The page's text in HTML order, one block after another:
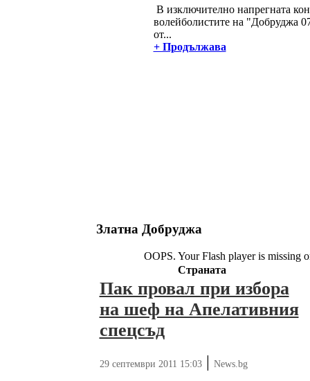
В изключително напрегната
волейболистите на "Добруджа
от...
+ Продължава
Златна Добруджа
OOPS. Your Flash player is missing
Страната
Пак провал при избора
на шеф на Апелативния
спецсъд
29 септември 2011 15:03| News.bg